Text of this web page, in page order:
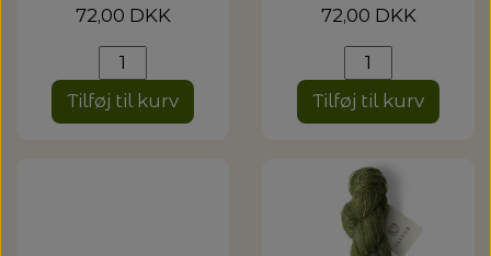
72,00 DKK
Tilføj til kurv
72,00 DKK
Tilføj til kurv